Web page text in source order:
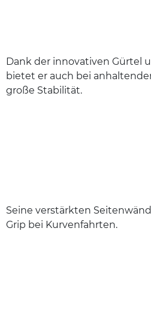
Dank der innovativen Gürtel
bietet er auch bei
große Stabilität.
Seine verstärkten
Grip bei Kurvenfahrten.